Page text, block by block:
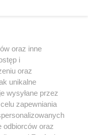
oraz inne
i
oraz
unikalne
wysyłane przez
zapewniania
odbiorców oraz